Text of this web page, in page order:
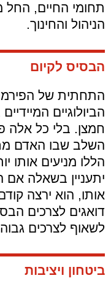
תחומי החיים, החל
הניהול והחינוך.
הבסיס לקיום
התחתית של
הביולוגיים
חמצן. בלי כל אלה
השלב שבו האדם
הללו מניעים
יתעניין בשאלה
אותו, הוא ירצה
דואגים לצרכים
לשאוף לצרכים
ביטחון ויציבות